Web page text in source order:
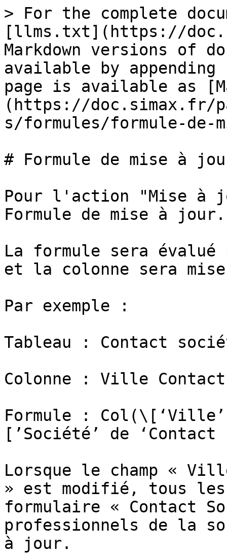
> For the complete
[llms.txt](https://
Markdown versions of
available by
page is available as
(https://doc.simax.fr/
s/formules/formule-de-
# Formule de mise à
Pour l'action "Mise à
Formule de mise à jour.
La formule sera évalué
et la colonne sera
Par exemple :
Tableau : Contact
Colonne : Ville
Formule :
[’Société’ de
Lorsque le champ «
» est modifié, tous
formulaire « Contact
professionnels de la
à jour.